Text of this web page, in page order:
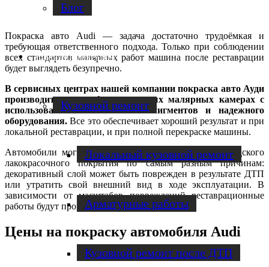
Блог
Услуги по ремонту авто
Кузовной ремонт
Локальный кузовной ремонт
Арматурные работы
Кузовной ремонт после ДТП
Покраска авто Audi — задача достаточно трудоёмкая и
требующая ответственного подхода. Только при соблюдении
всех стандартов малярных работ машина после реставрации
будет выглядеть безупречно.
В сервисных центрах нашей компании покраска авто Ауди
производится в профессиональных малярных камерах с
использованием качественных пигментов и надежного
оборудования. Все это обеспечивает хороший результат и при
локальной реставрации, и при полной перекраске машины.
Автомобили могут нуждаться в восстановлении заводского
лакокрасочного покрытия по самым разным причинам:
декоративный слой может быть поврежден в результате ДТП
или утратить свой внешний вид в ходе эксплуатации. В
зависимости от масштабов повреждений реставрационные
работы будут проводиться по-разному.
Цены на покраску автомобиля Audi